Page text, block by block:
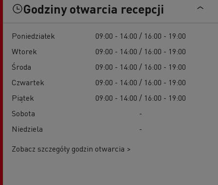
Godziny otwarcia recepcji
Poniedziałek
09:00 - 14:00 / 16:00 - 19:00
Wtorek
09:00 - 14:00 / 16:00 - 19:00
Środa
09:00 - 14:00 / 16:00 - 19:00
Czwartek
09:00 - 14:00 / 16:00 - 19:00
Piątek
09:00 - 14:00 / 16:00 - 19:00
Sobota
-
Niedziela
-
Zobacz szczegóły godzin otwarcia >